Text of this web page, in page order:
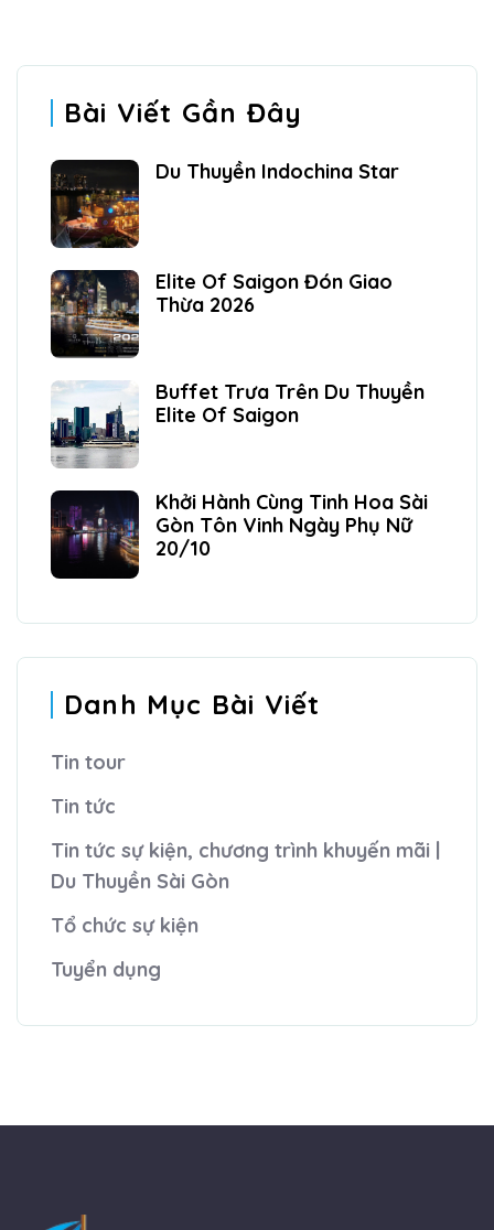
Bài Viết Gần Đây
Du Thuyền Indochina Star
Elite Of Saigon Đón Giao
Thừa 2026
Buffet Trưa Trên Du Thuyền
Elite Of Saigon
Khởi Hành Cùng Tinh Hoa Sài
Gòn Tôn Vinh Ngày Phụ Nữ
20/10
Danh Mục Bài Viết
Tin tour
Tin tức
Tin tức sự kiện, chương trình khuyến mãi |
Du Thuyền Sài Gòn
Tổ chức sự kiện
Tuyển dụng